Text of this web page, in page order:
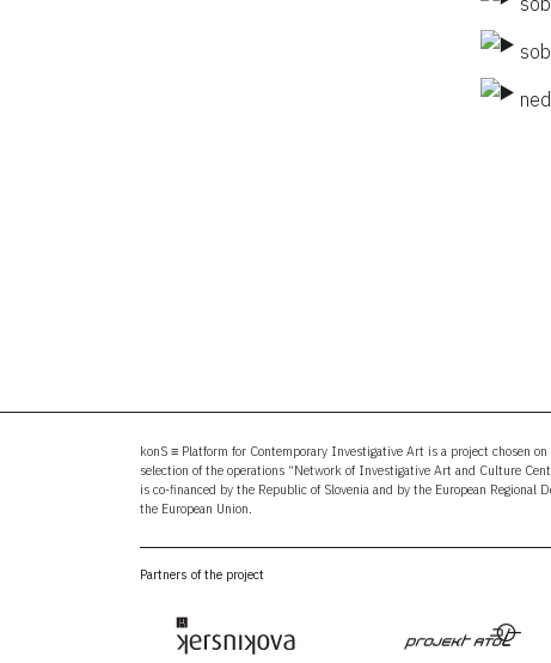
konS ≡ Platform for Contemporary Investigative Art is a project chosen
selection of the operations “Network of Investigative Art and Culture
is co-financed by the Republic of Slovenia and by the European Regional
the European Union.
Partners of the project